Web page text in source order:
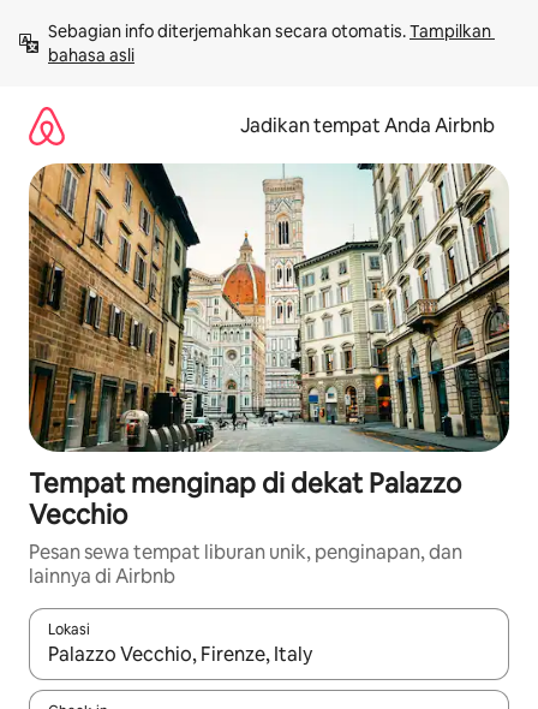
langsung
lihat
Sebagian info diterjemahkan secara otomatis. Tampilkan
bahasa asli
Jadikan tempat Anda Airbnb
Tempat menginap di dekat Palazzo
Vecchio
Pesan sewa tempat liburan unik, penginapan, dan
lainnya di Airbnb
Lokasi
Jika hasil yang dicari tersedia, telusuri dengan tombol panah